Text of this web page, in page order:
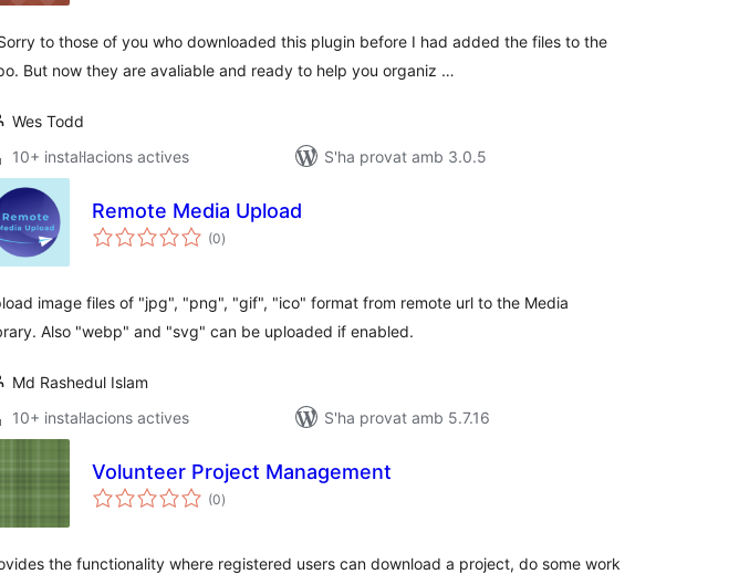
to those of you who downloaded this plugin before I had added the files to the
But now they are avaliable and ready to help you organiz …
Wes Todd
10+ instal·lacions actives
S'ha provat amb 3.0.5
Remote Media Upload
(0puntuacions
totals
)
image files of "jpg", "png", "gif", "ico" format from remote url to the Media
Also "webp" and "svg" can be uploaded if enabled.
Md Rashedul Islam
10+ instal·lacions actives
S'ha provat amb 5.7.16
Volunteer Project Management
(0puntuacions
totals
)
the functionality where registered users can download a project, do some work